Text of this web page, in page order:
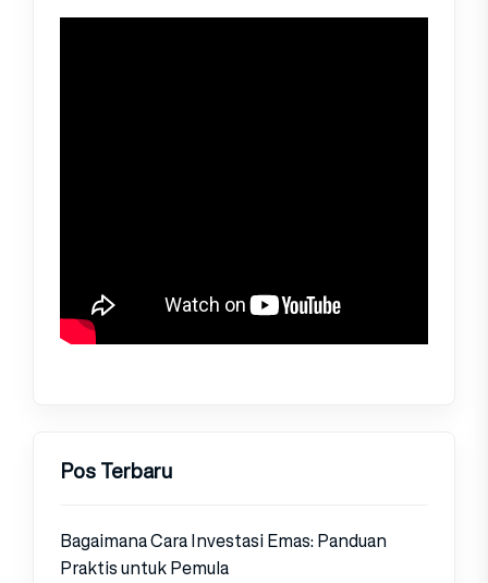
Pos Terbaru
Bagaimana Cara Investasi Emas: Panduan
Praktis untuk Pemula